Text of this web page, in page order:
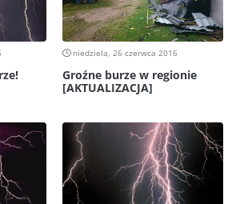
niedziela, 26 czerwca 2016
Groźne burze w regionie
[AKTUALIZACJA]